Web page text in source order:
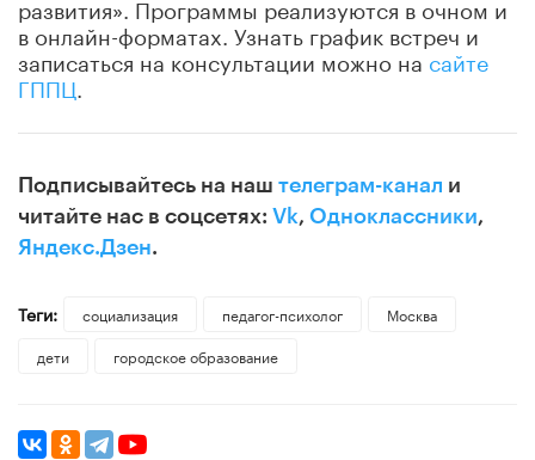
развития». Программы реализуются в очном и
в онлайн-форматах. Узнать график встреч и
записаться на консультации можно насайте
ГППЦ
Подписывайтесь на наш телеграм-канал и
читайте нас в соцсетях: Vk, Одноклассники,
Яндекс.Дзен.
Теги: социализация педагог-психолог
Москва
дети
городское образование